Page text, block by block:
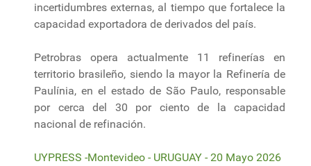
incertidumbres externas, al tiempo que fortalece la
capacidad exportadora de derivados del país.
Petrobras opera actualmente 11 refinerías en
territorio brasileño, siendo la mayor la Refinería de
Paulínia, en el estado de São Paulo, responsable
por cerca del 30 por ciento de la capacidad
nacional de refinación.
UYPRESS -Montevideo - URUGUAY - 20 Mayo 2026